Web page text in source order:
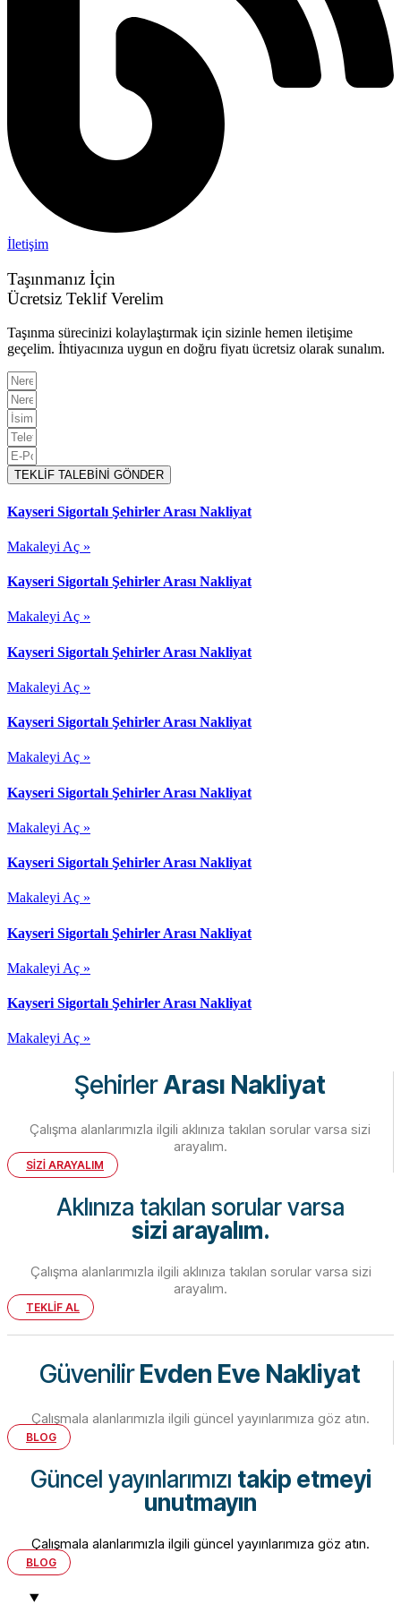
İletişim
Taşınmanız İçin
Ücretsiz Teklif Verelim
Taşınma sürecinizi kolaylaştırmak için sizinle hemen iletişime
geçelim. İhtiyacınıza uygun en doğru fiyatı ücretsiz olarak sunalım.
TEKLİF TALEBİNİ GÖNDER
Kayseri Sigortalı Şehirler Arası Nakliyat
Makaleyi Aç »
Kayseri Sigortalı Şehirler Arası Nakliyat
Makaleyi Aç »
Kayseri Sigortalı Şehirler Arası Nakliyat
Makaleyi Aç »
Kayseri Sigortalı Şehirler Arası Nakliyat
Makaleyi Aç »
Kayseri Sigortalı Şehirler Arası Nakliyat
Makaleyi Aç »
Kayseri Sigortalı Şehirler Arası Nakliyat
Makaleyi Aç »
Kayseri Sigortalı Şehirler Arası Nakliyat
Makaleyi Aç »
Kayseri Sigortalı Şehirler Arası Nakliyat
Makaleyi Aç »
ŞehirlerArası Nakliyat
Çalışma alanlarımızla ilgili aklınıza takılan sorular varsa sizi
arayalım.
SİZİ ARAYALIM
Aklınıza takılan sorular varsa
sizi arayalım.
Çalışma alanlarımızla ilgili aklınıza takılan sorular varsa sizi
arayalım.
TEKLİF AL
GüvenilirEvden Eve Nakliyat
Çalışmala alanlarımızla ilgili güncel yayınlarımıza göz atın.
BLOG
Güncel yayınlarımızı takip etmeyi
unutmayın
Çalışmala alanlarımızla ilgili güncel yayınlarımıza göz atın.
BLOG